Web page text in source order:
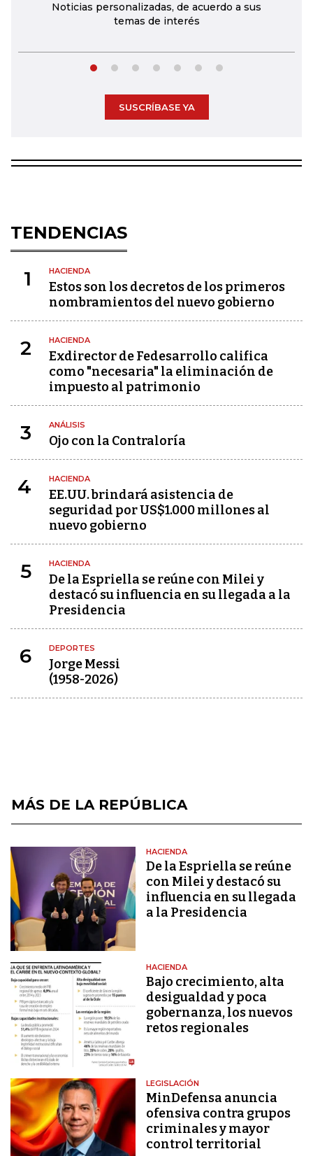
Noticias personalizadas, de acuerdo a sus
temas de interés
SUSCRÍBASE YA
TENDENCIAS
1 HACIENDA
Estos son los decretos de los primeros
nombramientos del nuevo gobierno
2 HACIENDA
Exdirector de Fedesarrollo califica
como "necesaria" la eliminación de
impuesto al patrimonio
3 ANÁLISIS
Ojo con la Contraloría
4 HACIENDA
EE.UU. brindará asistencia de
seguridad por US$1.000 millones al
nuevo gobierno
5 HACIENDA
De la Espriella se reúne con Milei y
destacó su influencia en su llegada a la
Presidencia
6 DEPORTES
Jorge Messi
(1958-2026)
MÁS DE LA REPÚBLICA
HACIENDA
De la Espriella se reúne
con Milei y destacó su
influencia en su llegada
a la Presidencia
HACIENDA
Bajo crecimiento, alta
desigualdad y poca
gobernanza, los nuevos
retos regionales
LEGISLACIÓN
MinDefensa anuncia
ofensiva contra grupos
criminales y mayor
control territorial